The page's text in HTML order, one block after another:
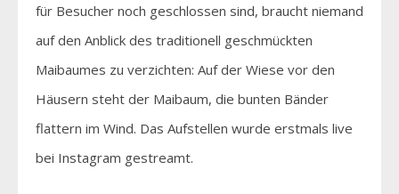
für Besucher noch geschlossen sind, braucht niemand
auf den Anblick des traditionell geschmückten
Maibaumes zu verzichten: Auf der Wiese vor den
Häusern steht der Maibaum, die bunten Bänder
flattern im Wind. Das Aufstellen wurde erstmals live
bei Instagram gestreamt.